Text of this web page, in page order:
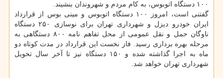
۱۰۰ دستگاه اتوبوس، به کام مردم و شهروندان بنشیند.
گفتنی است، امروز ۱۰۰ دستگاه اتوبوس و مینی بوس از قرارداد
ایران خودرو دیزل و شهرداری تهران برای نوسازی ۲۵۰ دستگاه
ناوگان حمل و نقل عمومی از محل تفاهم نامه ۸۰۰ دستگاهی به
مرحله بهره برداری رسید. فاز نخست این قرارداد در مدت کوتاه دو
ماه به اجرا گذاشته شده و ۱۵۰ دستگاه نیز تا آخر سال تحویل
شهرداری تهران خواهد شد.